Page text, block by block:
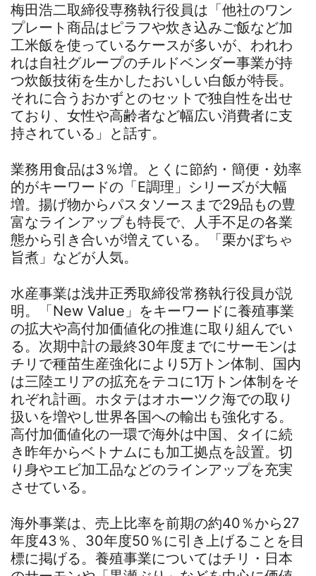
梅田浩二取締役専務執行役員は「他社のワン
プレート商品はピラフや炊き込みご飯など加
工米飯を使っているケースが多いが、われわ
れは自社グループのチルドベンダー事業が持
つ炊飯技術を生かしたおいしい白飯が特長。
それに合うおかずとのセットで独自性を出せ
ており、女性や高齢者など幅広い消費者に支
持されている」と話す。
業務用食品は3％増。とくに節約・簡便・効率
的がキーワードの「E調理」シリーズが大幅
増。揚げ物からパスタソースまで29品もの豊
富なラインアップも特長で、人手不足の各業
態から引き合いが増えている。「栗かぼちゃ
旨煮」などが人気。
水産事業は浅井正秀取締役常務執行役員が説
明。「New Value」をキーワードに養殖事業
の拡大や高付加価値化の推進に取り組んでい
る。次期中計の最終30年度までにサーモンは
チリで種苗生産強化により5万トン体制、国内
は三陸エリアの拡充をテコに1万トン体制をそ
れぞれ計画。ホタテはオホーツク海での取り
扱いを増やし世界各国への輸出も強化する。
高付加価値化の一環で海外は中国、タイに続
き昨年からベトナムにも加工拠点を設置。切
り身やエビ加工品などのラインアップを充実
させている。
海外事業は、売上比率を前期の約40％から27
年度43％、30年度50％に引き上げることを目
標に掲げる。養殖事業についてはチリ・日本